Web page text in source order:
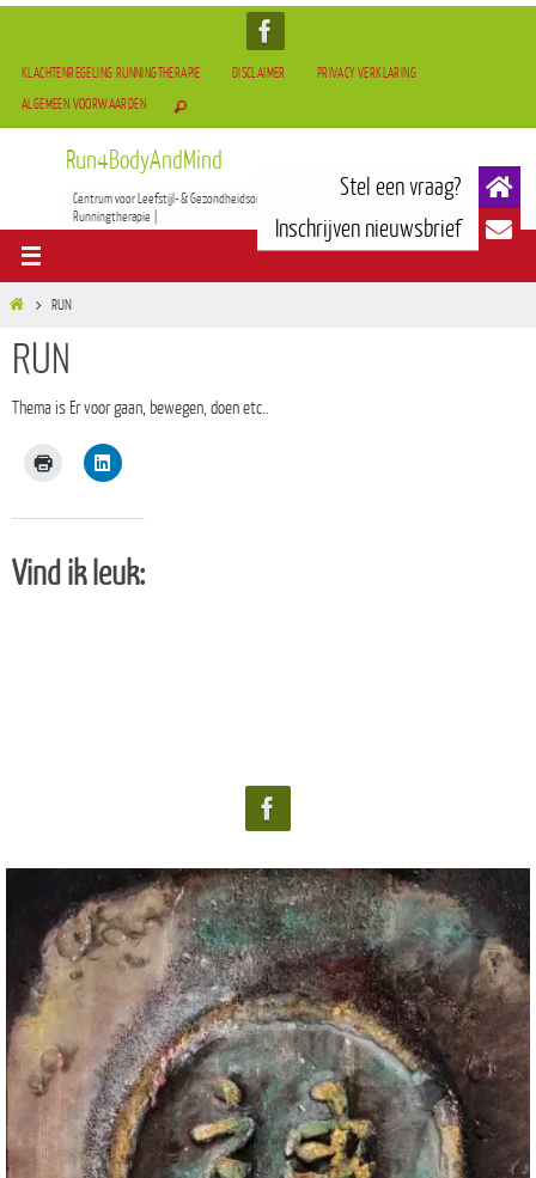
KLACHTENREGELING RUNNINGTHERAPIE DISCLAIMER
PRIVACY VERKLARING
ALGEMEEN VOORWAARDEN
Run4BodyAndMind
Centrum voor Leefstijl- & Gezondheidsontwikkeling | BOCAM Therapie(TCM) | Tai-Chi & Qigong |
Runningtherapie |
RUN
RUN
Thema is Er voor gaan, bewegen, doen etc..
Vind ik leuk: